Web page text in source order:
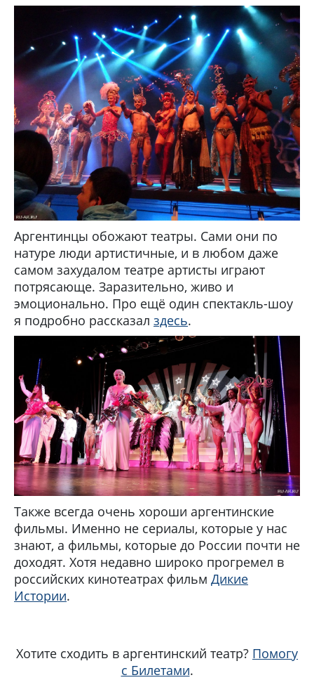
Аргентинцы обожают театры. Сами они по
натуре люди артистичные, и в любом даже
самом захудалом театре артисты играют
потрясающе. Заразительно, живо и
эмоционально. Про ещё один спектакль-шоу
я подробно рассказал здесь.
Также всегда очень хороши аргентинские
фильмы. Именно не сериалы, которые у нас
знают, а фильмы, которые до России почти не
доходят. Хотя недавно широко прогремел в
российских кинотеатрах фильм Дикие
Истории.
Хотите сходить в аргентинский театр? Помогу
с Билетами.